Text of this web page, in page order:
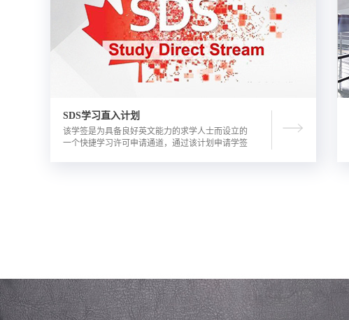
SDS学习直入计划
该学签是为具备良好英文能力的求学人士而设立的
一个快捷学习许可申请通道，通过该计划申请学签